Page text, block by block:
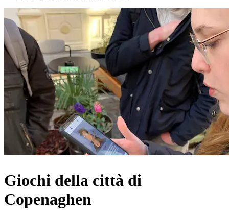
Giochi della città di
Copenaghen